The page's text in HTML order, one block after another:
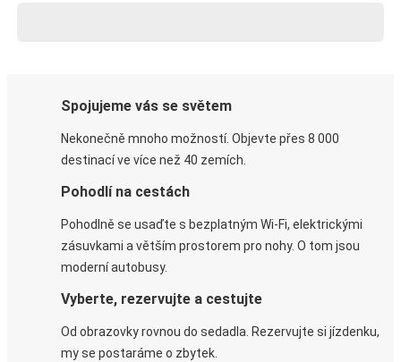
Spojujeme vás se světem
Nekonečně mnoho možností. Objevte přes 8 000
destinací ve více než 40 zemích.
Pohodlí na cestách
Pohodlně se usaďte s bezplatným Wi-Fi, elektrickými
zásuvkami a větším prostorem pro nohy. O tom jsou
moderní autobusy.
Vyberte, rezervujte a cestujte
Od obrazovky rovnou do sedadla. Rezervujte si jízdenku,
my se postaráme o zbytek.